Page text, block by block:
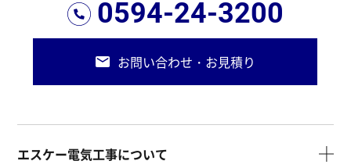
0594-24-3200
お問い合わせ・お見積り
エスケー電気工事について